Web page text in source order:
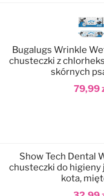
79,99
Bugalugs Wrinkle
chusteczki z
skórnych
Show Tech Dental
chusteczki do higieny
kota,